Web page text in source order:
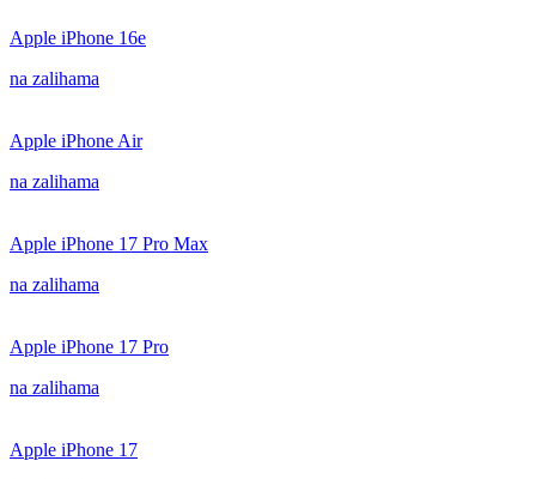
Apple iPhone 16e
na zalihama
Apple iPhone Air
na zalihama
Apple iPhone 17 Pro Max
na zalihama
Apple iPhone 17 Pro
na zalihama
Apple iPhone 17